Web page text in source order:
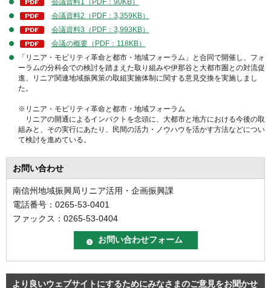
会議資料2（PDF：3,359KB）
会議資料3（PDF：3,993KB）
会議の概要（PDF：118KB）
「リニア・モビリティ革命と都市・地域フォーラム」と合同で開催し、フォ
ーラムの分科会での検討を踏まえた取り組みや伊那谷と大都市圏との対流促
進、リニア関連地域振興策の取組実施体制に関する意見交換を実施しまし
た。
※リニア・モビリティ革命と都市・地域フォーラム
リニアの開通によるインパクトを念頭に、大都市と地方における今後の取
組みと、その実行にあたり、民間の活力・ノウハウを活かす方法などについ
て検討を進めている。
お問い合わせ
南信州地域振興局リニア活用・企画振興課
電話番号：0265-53-0401
ファックス：0265-53-0404
より良いウェブサイトにするためにみなさまのご意見をお聞かせ